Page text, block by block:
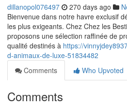
dillanopol076497 270 days ago
Bienvenue dans notre havre exclusif
les plus exigeants. Chez Chez les
proposons une sélection raffinée de
qualité destinés à https://
d-animaux-de-luxe-51834482
Comments
Who Upvoted
Comments